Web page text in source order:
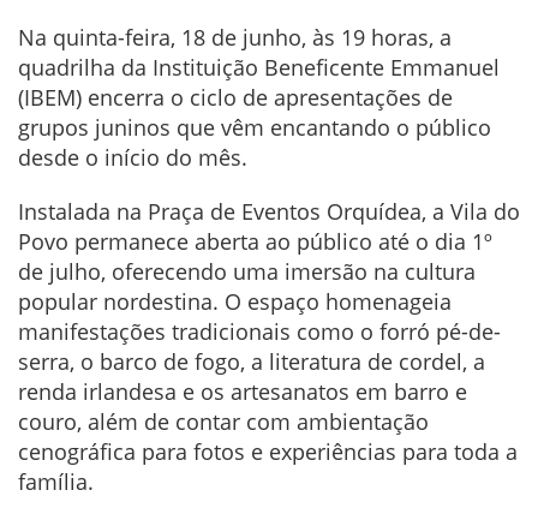
Na quinta-feira, 18 de junho, às 19 horas, a
quadrilha da Instituição Beneficente Emmanuel
(IBEM) encerra o ciclo de apresentações de
grupos juninos que vêm encantando o público
desde o início do mês.
Instalada na Praça de Eventos Orquídea, a Vila do
Povo permanece aberta ao público até o dia 1º
de julho, oferecendo uma imersão na cultura
popular nordestina. O espaço homenageia
manifestações tradicionais como o forró pé-de-
serra, o barco de fogo, a literatura de cordel, a
renda irlandesa e os artesanatos em barro e
couro, além de contar com ambientação
cenográfica para fotos e experiências para toda a
família.